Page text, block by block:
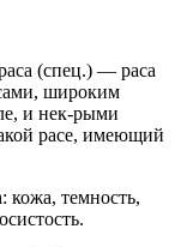
(спец.) — раса
широким
и нек-рыми
расе, имеющий
темность,